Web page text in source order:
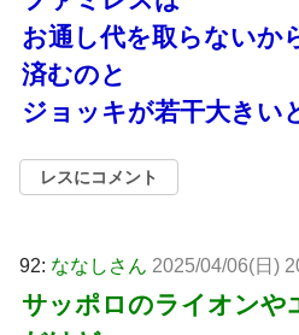
お通し代を取らないか
済むのと
ジョッキが若干大きい
レスにコメント
92: ななしさん 2025/04/06(日)
サッポロのライオンや